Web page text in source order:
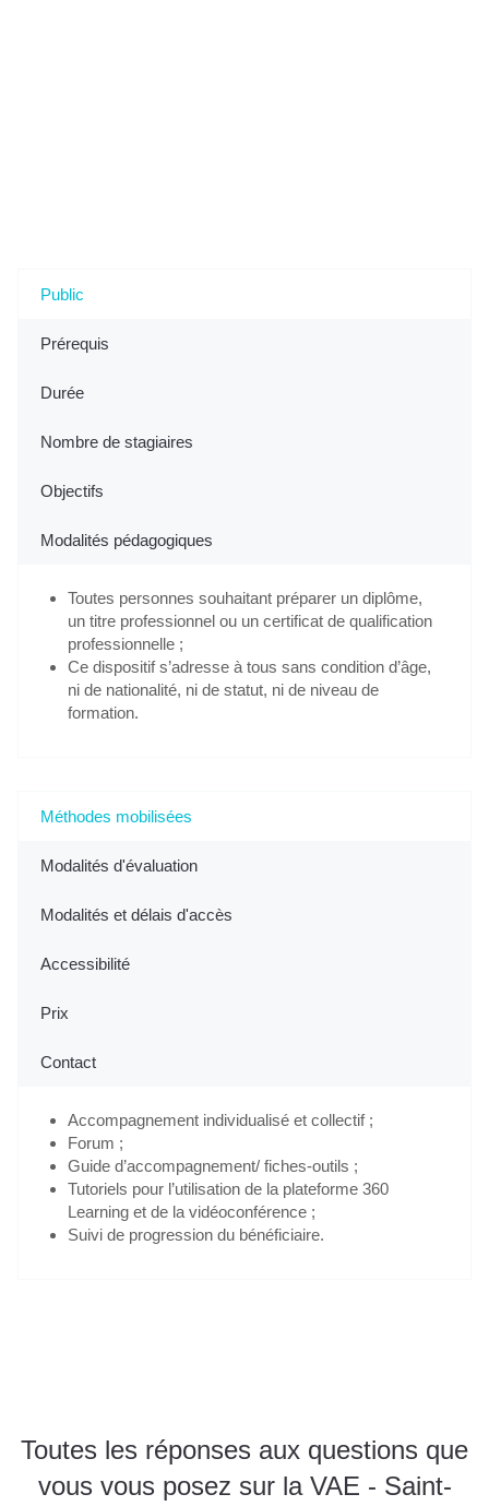
Public
Prérequis
Durée
Nombre de stagiaires
Objectifs
Modalités pédagogiques
Toutes personnes souhaitant préparer un diplôme,
un titre professionnel ou un certificat de qualification
professionnelle ;
Ce dispositif s’adresse à tous sans condition d’âge,
ni de nationalité, ni de statut, ni de niveau de
formation.
Méthodes mobilisées
Modalités d'évaluation
Modalités et délais d'accès
Accessibilité
Prix
Contact
Accompagnement individualisé et collectif ;
Forum ;
Guide d’accompagnement/ fiches-outils ;
Tutoriels pour l’utilisation de la plateforme 360
Learning et de la vidéoconférence ;
Suivi de progression du bénéficiaire.
Toutes les réponses aux questions que
vous vous posez sur la VAE - Saint-